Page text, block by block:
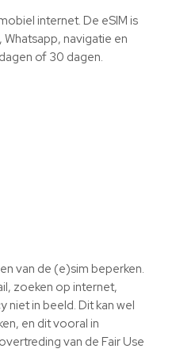
internet. De eSIM is
navigatie en
of 30 dagen.
van de (e)sim beperken.
zoeken op internet,
niet in beeld. Dit kan wel
en dit vooral in
van de Fair Use